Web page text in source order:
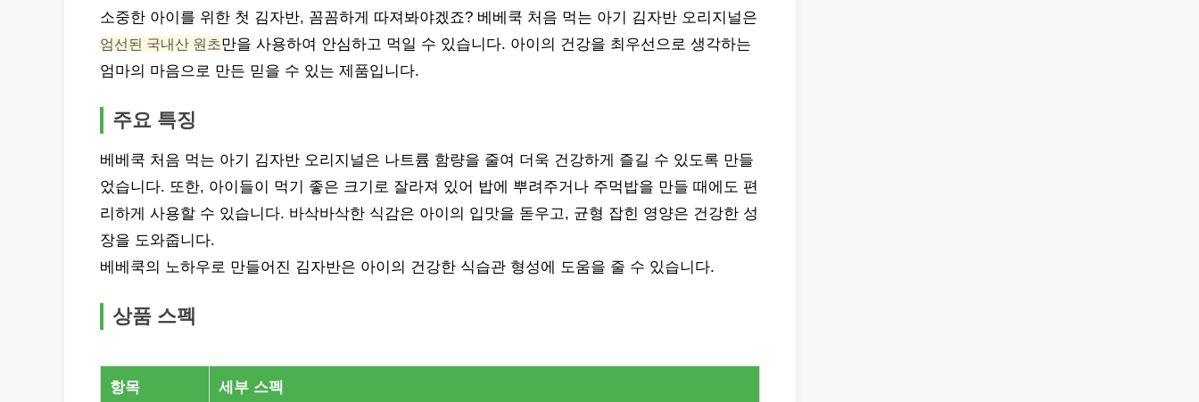
소중한 아이를 위한 첫 김자반, 꼼꼼하게 따져봐야겠죠? 베베쿡 처음 먹는 아기 김자반 오리지널은
엄선된 국내산 원초만을 사용하여 안심하고 먹일 수 있습니다. 아이의 건강을 최우선으로 생각하는
엄마의 마음으로 만든 믿을 수 있는 제품입니다.
주요 특징
베베쿡 처음 먹는 아기 김자반 오리지널은 나트륨 함량을 줄여 더욱 건강하게 즐길 수 있도록 만들
었습니다. 또한, 아이들이 먹기 좋은 크기로 잘라져 있어 밥에 뿌려주거나 주먹밥을 만들 때에도 편
리하게 사용할 수 있습니다. 바삭바삭한 식감은 아이의 입맛을 돋우고, 균형 잡힌 영양은 건강한 성
장을 도와줍니다.
베베쿡의 노하우로 만들어진 김자반은 아이의 건강한 식습관 형성에 도움을 줄 수 있습니다.
상품 스펙
항목 세부 스펙